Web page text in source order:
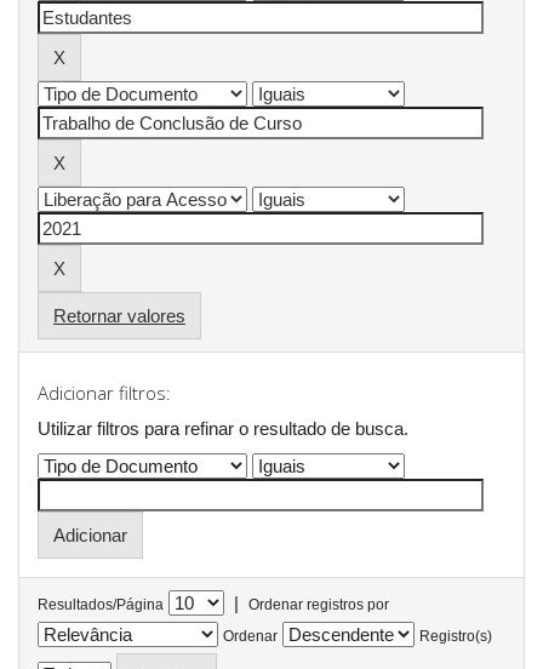
Retornar valores
Adicionar filtros:
Utilizar filtros para refinar o resultado de busca.
Resultados/Página |
Ordenar registros por
Ordenar
Registro(s)